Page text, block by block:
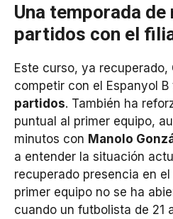
Una temporada de
partidos con el
Este curso, ya recuperado,
competir con el Espanyol
partidos. También ha
puntual al primer equipo,
minutos con Manolo
a entender la situación
recuperado presencia en
primer equipo no se ha
cuando un futbolista de 21